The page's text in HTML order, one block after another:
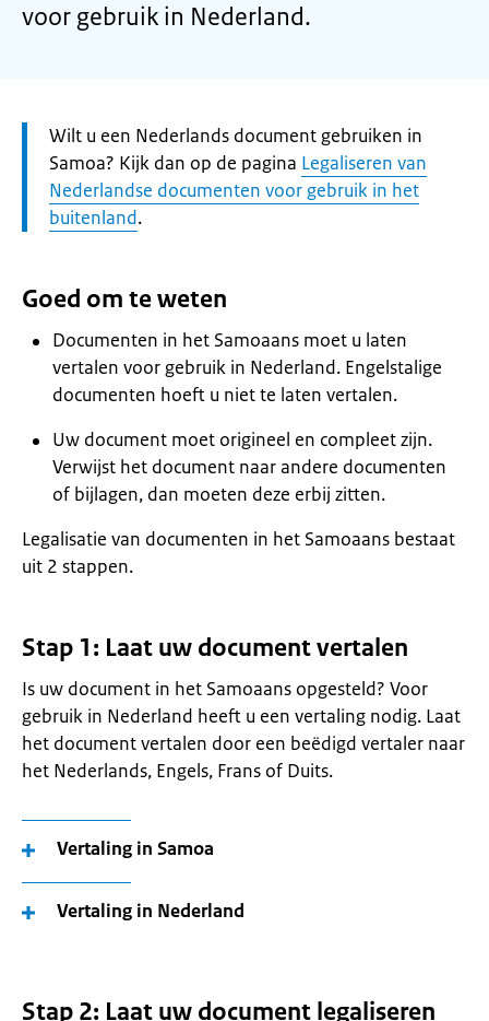
voor gebruik in Nederland.
Let
op:
Wilt u een Nederlands document gebruiken in
Samoa? Kijk dan op de pagina Legaliseren van
Nederlandse documenten voor gebruik in het
buitenland.
Goed om te weten
Documenten in het Samoaans moet u laten
vertalen voor gebruik in Nederland. Engelstalige
documenten hoeft u niet te laten vertalen.
Uw document moet origineel en compleet zijn.
Verwijst het document naar andere documenten
of bijlagen, dan moeten deze erbij zitten.
Legalisatie van documenten in het Samoaans bestaat
uit 2 stappen.
Stap 1: Laat uw document vertalen
Is uw document in het Samoaans opgesteld? Voor
gebruik in Nederland heeft u een vertaling nodig. Laat
het document vertalen door een beëdigd vertaler naar
het Nederlands, Engels, Frans of Duits.
Vertaling in Samoa
Vertaling in Nederland
Stap 2: Laat uw document legaliseren